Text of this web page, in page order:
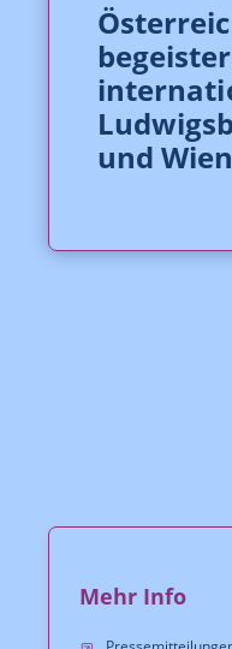
und Wien
Mehr Info